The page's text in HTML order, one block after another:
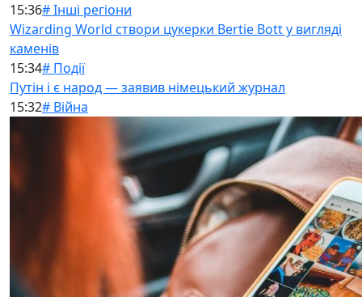
15:36# Інші регіони
Wizarding World створи цукерки Bertie Bott у вигляді
каменів
15:34# Події
Путін і є народ — заявив німецький журнал
15:32# Війна